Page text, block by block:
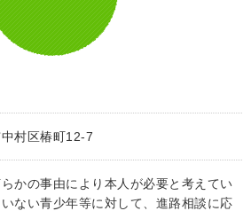
村区椿町12-7
かの事由により本人が必要と考えてい
ない青少年等に対して、進路相談に応